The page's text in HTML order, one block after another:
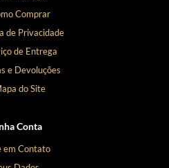
Comprar
de Privacidade
de Entrega
e Devoluções
do Site
Conta
em Contato